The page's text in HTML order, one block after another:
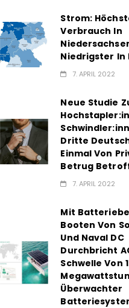
Strom:
Verbrauch In
Niedrigster In
7. APRIL 2022
Neue Studie
Dritte
Einmal Von
Betrug
7. APRIL 2022
Mit
Booten Von
Und Naval DC
Durchbricht
Schwelle Von
Überwachter